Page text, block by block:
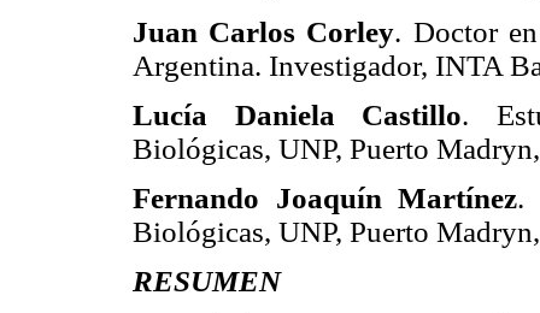
Juan Carlos Corley. Doctor
Argentina. Investigador, INTA
Lucía Daniela Castillo.
Biológicas, UNP, Puerto
Fernando Joaquín Martínez.
Biológicas, UNP, Puerto
RESUMEN